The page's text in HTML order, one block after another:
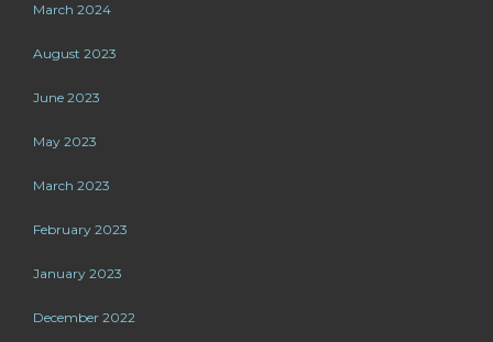
March 2024
August 2023
June 2023
May 2023
March 2023
February 2023
January 2023
December 2022